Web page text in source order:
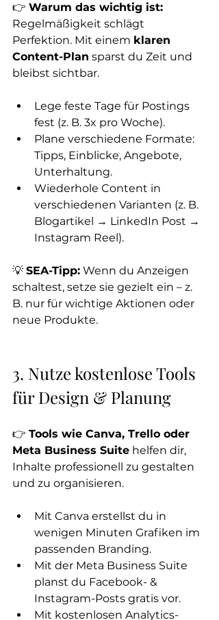
👉 Warum das wichtig ist:
Regelmäßigkeit schlägt
Perfektion. Mit einem klaren
Content-Plan sparst du Zeit und
bleibst sichtbar.
Lege feste Tage für Postings
fest (z. B. 3x pro Woche).
Plane verschiedene Formate:
Tipps, Einblicke, Angebote,
Unterhaltung.
Wiederhole Content in
verschiedenen Varianten (z. B.
Blogartikel → LinkedIn Post →
Instagram Reel).
💡 SEA-Tipp: Wenn du Anzeigen
schaltest, setze sie gezielt ein – z.
B. nur für wichtige Aktionen oder
neue Produkte.
3. Nutze kostenlose Tools
für Design & Planung
👉 Tools wie Canva, Trello oder
Meta Business Suite helfen dir,
Inhalte professionell zu gestalten
und zu organisieren.
Mit Canva erstellst du in
wenigen Minuten Grafiken im
passenden Branding.
Mit der Meta Business Suite
planst du Facebook- &
Instagram-Posts gratis vor.
Mit kostenlosen Analytics-